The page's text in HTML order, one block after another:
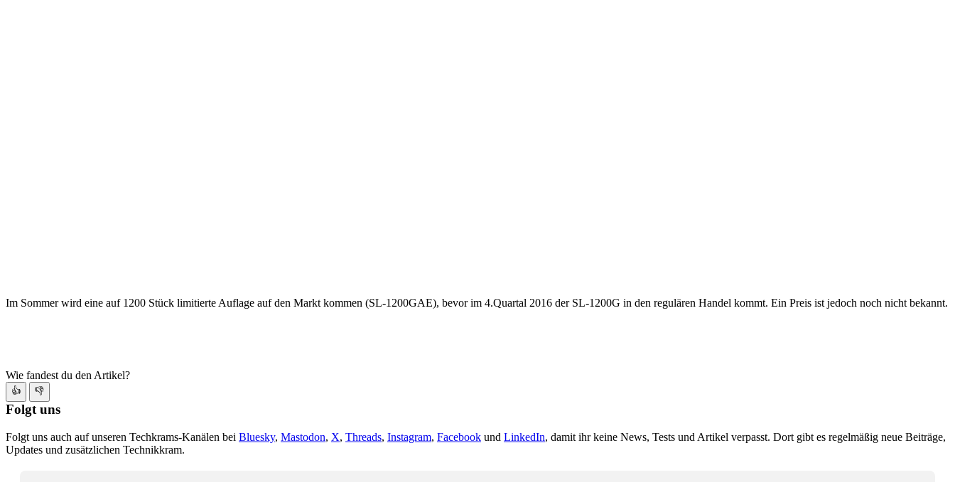
Im Sommer wird eine auf 1200 Stück limitierte Auflage auf den Markt kommen (SL-1200GAE), bevor im 4.Quartal 2016 der SL-1200G in den regulären Handel kommt. Ein Preis ist jedoch noch nicht bekannt.
Wie fandest du den Artikel?
👍 👎
Folgt uns
Folgt uns auch auf unseren Techkrams-Kanälen bei Bluesky, Mastodon, X, Threads, Instagram, Facebook und LinkedIn, damit ihr keine News, Tests und Artikel verpasst. Dort gibt es regelmäßig neue Beiträge,
Updates und zusätzlichen Technikkram.